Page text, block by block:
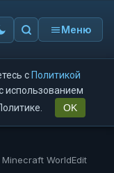
Меню
с Политикой
использованием
OK
WorldEdit